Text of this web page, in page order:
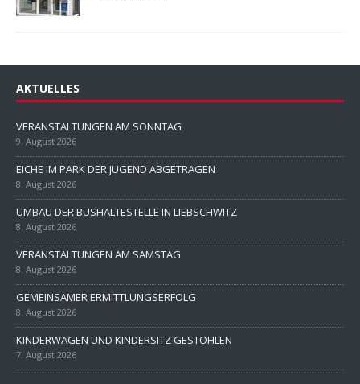
AKTUELLES
VERANSTALTUNGEN AM SONNTAG
9. August 2026
EICHE IM PARK DER JUGEND ABGETRAGEN
8. August 2026
UMBAU DER BUSHALTESTELLE IN LIEBSCHWITZ
8. August 2026
VERANSTALTUNGEN AM SAMSTAG
8. August 2026
GEMEINSAMER ERMITTLUNGSERFOLG
8. August 2026
KINDERWAGEN UND KINDERSITZ GESTOHLEN
7. August 2026